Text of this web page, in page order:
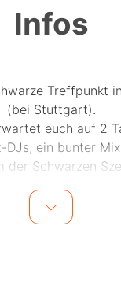
Infos
Treffpunkt
(bei Stuttgart).
euch auf 2
DJs, ein bunter
der Schwarzen
alle 2 Monate. -
eine Winter